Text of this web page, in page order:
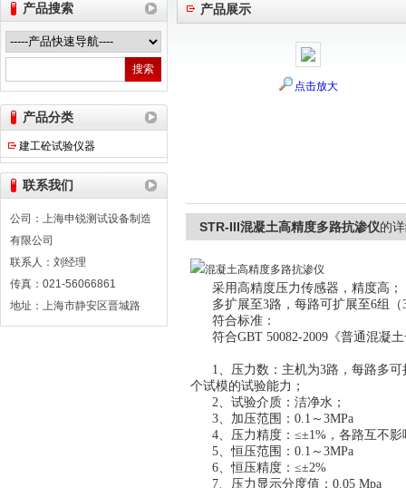
上海申锐测试设备制造有限公司
产品搜索
产品分类
建工砼试验仪器
联系我们
公司：上海申锐测试设备制造
有限公司
联系人：刘经理
传真：021-56066861
地址：上海市静安区晋城路
产品展示
点击放大
STR-III混凝土高精度多路抗渗仪的
采用高精度压力传感器，精度高；
多扩展至3路，每路可扩展至6组
符合标准：
符合GBT 50082-2009《普通混凝
1、压力数：主机为3路，每路多
个试模的试验能力；
2、试验介质：洁净水；
3、加压范围：0.1～3MPa
4、压力精度：≤±1%，各路互不
5、恒压范围：0.1～3MPa
6、恒压精度：≤±2%
7、压力显示分度值：0.05 Mpa